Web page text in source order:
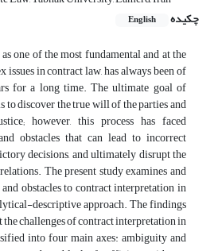
چکیده
English
one of the most fundamental and at the
issues in contract law, has always been of
for a long time. The ultimate goal of
discover the true will of the parties and
however, this process has faced
obstacles that can lead to incorrect
decisions, and ultimately disrupt the
The present study examines and
obstacles to contract interpretation in
descriptive approach. The findings
challenges of contract interpretation in
into four main axes: ambiguity and